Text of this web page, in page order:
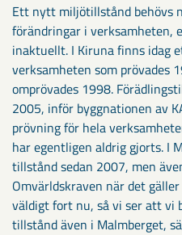
Ett nytt miljötillstånd behövs
förändringar i verksamheten,
inaktuellt. I Kiruna finns
verksamheten som prövades
omprövades 1998.
2005, inför byggnationen av
prövning för hela
har egentligen aldrig gjorts. I
tillstånd sedan 2007, men
Omvärldskraven när det
väldigt fort nu, så vi ser att vi
tillstånd även i Malmberget,